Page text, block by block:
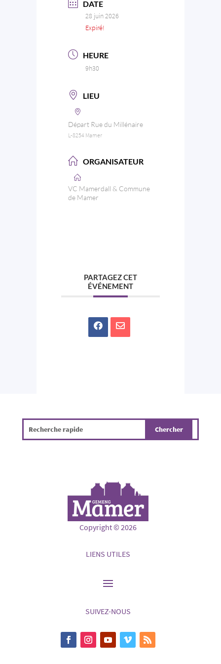
DATE
28 juin 2026
Expiré!
HEURE
9h30
LIEU
Départ Rue du Millénaire
L-8254 Mamer
ORGANISATEUR
VC Mamerdall & Commune
de Mamer
PARTAGEZ CET
ÉVÉNEMENT
Copyright © 2026
LIENS UTILES
SUIVEZ-NOUS